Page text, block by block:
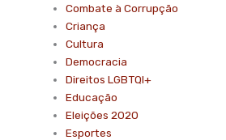
Combate à Corrupção
Criança
Cultura
Democracia
Direitos LGBTQI+
Educação
Eleições 2020
Esportes